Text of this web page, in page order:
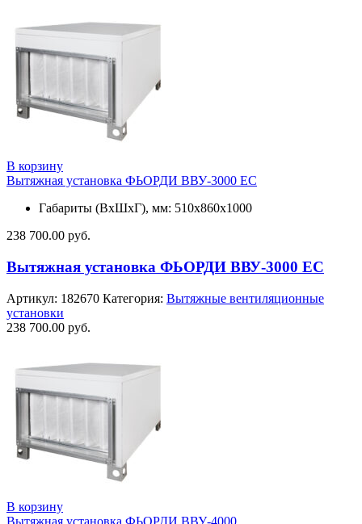
В корзину
Вытяжная установка ФЬОРДИ ВВУ-3000 ЕС
Габариты (ВхШхГ), мм: 510х860х1000
238 700.00 руб.
Вытяжная установка ФЬОРДИ ВВУ-3000 ЕС
Артикул: 182670 Категория: Вытяжные вентиляционные
установки
238 700.00 руб.
В корзину
Вытяжная установка ФЬОРДИ ВВУ-4000